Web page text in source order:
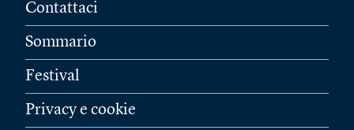
Contattaci
Sommario
Festival
Privacy e cookie